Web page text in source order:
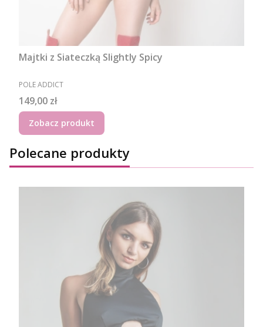
Majtki z Siateczką Slightly Spicy
PRODUCENT
POLE ADDICT
Cena
149,00 zł
Zobacz produkt
Polecane produkty